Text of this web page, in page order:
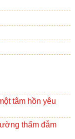
tâm hồn yêu
thấm đẫm